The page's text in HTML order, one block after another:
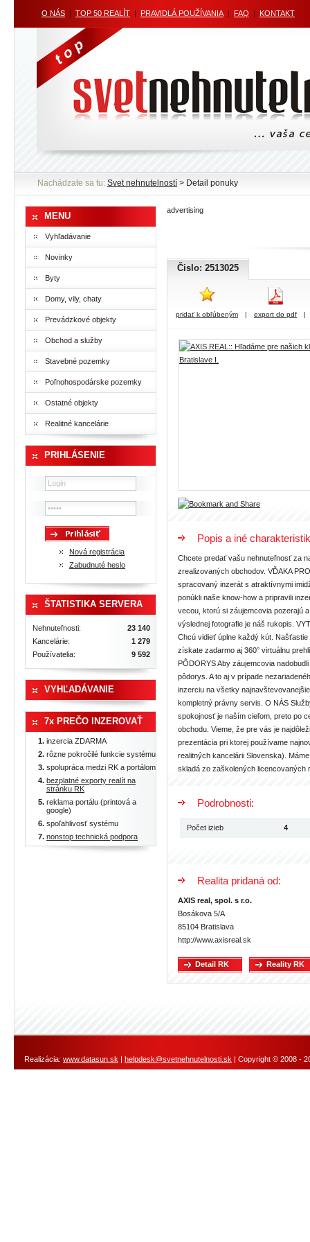
O NÁS | TOP 50 REALÍT | PRAVIDLÁ POUŽÍVANIA | FAQ | KONTAKT
Nachádzate sa tu: Svet nehnutelností > Detail ponuky
MENU
Vyhľadávanie
Novinky
Byty
Domy, vily, chaty
Prevádzkové objekty
Obchod a služby
Stavebné pozemky
Poľnohospodárske pozemky
Ostatné objekty
Realitné kancelárie
PRIHLÁSENIE
Nová registrácia
Zabudnuté heslo
ŠTATISTIKA SERVERA
Nehnuteľnosti:
23 140
Kancelárie:
1 279
Používatelia:
9 592
VYHĽADÁVANIE
7x PREČO INZEROVAŤ
inzercia ZDARMA
rôzne pokročilé funkcie systému
spolupráca medzi RK a portálom
bezplatné exporty realít na
stránku RK
reklama portálu (printová a
google)
spoľahlivosť systému
nonstop technická podpora
advertising
Čislo: 2513025
pridať k obľúbeným | export do pdf |
Popis a iné
Chcete predať vašu nehnuteľnosť za
zrealizovaných obchodov. VĎAKA
spracovaný inzerát s atraktívnymi
ponúkli naše know-how a pripravili
vecou, ktorú si záujemcovia pozerajú
výslednej fotografie je náš rukopis.
Chcú vidieť úplne každý kút.
získate zadarmo aj 360° virtuálnu
PÔDORYS Aby záujemcovia
pôdorys. A to aj v prípade
inzerciu na všetky
kompletný právny servis. O NÁS
spokojnosť je naším cieľom, preto po
obchodu. Vieme, že pre vás je
prezentácia pri ktorej používame
realitných kancelárii Slovenska).
skladá zo zaškolených licencovaných
Podrobnosti:
4
Počet izieb
Realita pridaná od:
AXIS real, spol. s r.o.
Bosákova 5/A
85104 Bratislava
http://www.axisreal.sk
Detail RK Reality RK
Realizácia: www.datasun.sk | helpdesk@svetnehnutelnosti.sk | Copyright © 2008 -